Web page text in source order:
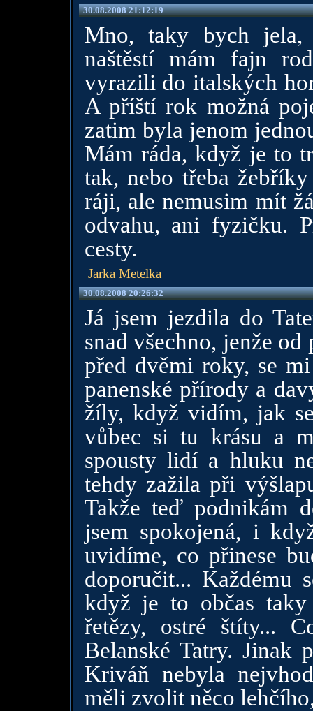
30.08.2008 21:12:19
Mno, taky bych
naštěstí mám fajn
vyrazili do italských
A příští rok možná
zatim byla jenom
Mám ráda, když je to
tak, nebo třeba
ráji, ale nemusim mít
odvahu, ani fyzičku.
cesty.
Jarka Metelka
30.08.2008 20:26:32
Já jsem jezdila do
snad všechno, jenže
před dvěmi roky, se
panenské přírody a
žíly, když vidím, jak
vůbec si tu krásu a
spousty lidí a hluku
tehdy zažila při
Takže teď podnikám
jsem spokojená, i
uvidíme, co přinese
doporučit... Každému
když je to občas taky
řetězy, ostré štíty...
Belanské Tatry. Jinak
Kriváň nebyla
měli zvolit něco